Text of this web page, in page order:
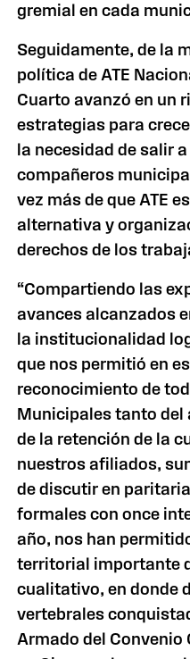
gremial en cada
Seguidamente, de la
política de ATE
Cuarto avanzó en un
estrategias para
la necesidad de salir
compañeros
vez más de que ATE
alternativa y
derechos de los
“Compartiendo las
avances alcanzados
la institucionalidad
que nos permitió en
reconocimiento de
Municipales tanto
de la retención de la
nuestros afiliados,
de discutir en
formales con once
año, nos han
territorial importante
cualitativo, en donde
vertebrales
Armado del Convenio